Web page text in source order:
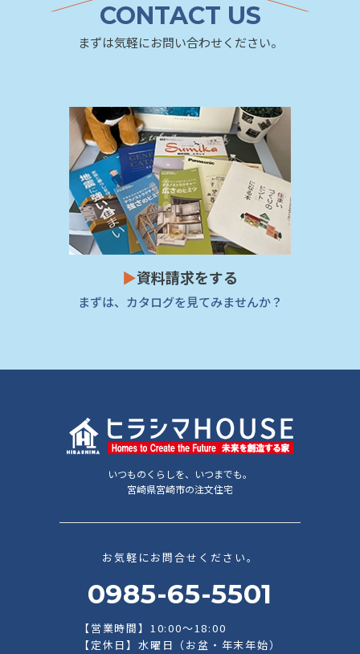
CONTACT US
まずは気軽にお問い合わせください。
▶資料請求をする
まずは、カタログを見てみませんか？
いつものくらしを、いつまでも。
宮崎県宮崎市の注文住宅
お気軽にお問合せください。
0985-65-5501
【営業時間】10:00～18:00
【定休日】水曜日（お盆・年末年始）